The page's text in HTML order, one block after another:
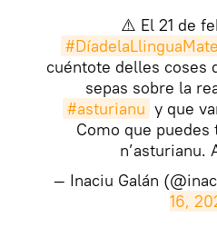
⚠️ El 21 de
cuéntote delles coses
sepas sobre la
#asturianu y que
Como que puedes
n’asturianu.
— Inaciu Galán
16,